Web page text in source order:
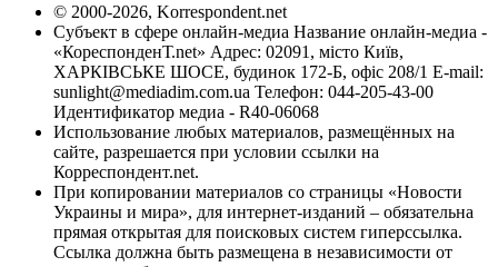
© 2000-2026, Korrespondent.net
Субъект в сфере онлайн-медиа Название онлайн-медиа -
«КореспонденТ.net» Адрес: 02091, місто Київ,
ХАРКІВСЬКЕ ШОСЕ, будинок 172-Б, офіс 208/1 E-mail:
sunlight@mediadim.com.ua Телефон: 044-205-43-00
Идентификатор медиа - R40-06068
Использование любых материалов, размещённых на
сайте, разрешается при условии ссылки на
Корреспондент.net.
При копировании материалов со страницы «Новости
Украины и мира», для интернет-изданий – обязательна
прямая открытая для поисковых систем гиперссылка.
Ссылка должна быть размещена в независимости от